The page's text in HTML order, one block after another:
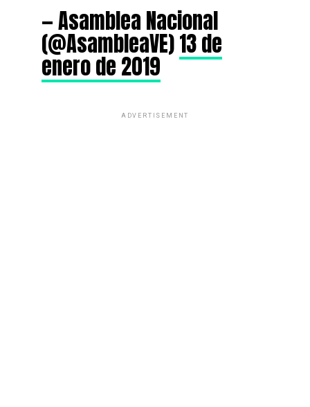
— Asamblea Nacional
(@AsambleaVE)13 de
enero de 2019
ADVERTISEMENT